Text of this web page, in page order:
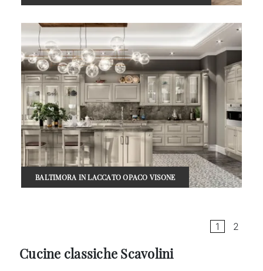
BALTIMORA IN LACCATO OPACO VISONE
1 2
Cucine classiche Scavolini